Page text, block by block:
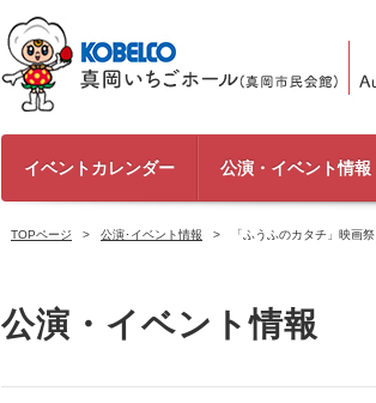
イベントカレンダー 公演・イベント情報
TOPページ 公演･イベント情報 「ふうふのカタチ」映画祭
公演・イベント情報